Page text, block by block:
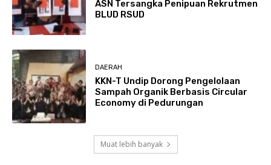
ASN Tersangka Penipuan Rekrutmen
BLUD RSUD
DAERAH
KKN-T Undip Dorong Pengelolaan
Sampah Organik Berbasis Circular
Economy di Pedurungan
Muat lebih banyak